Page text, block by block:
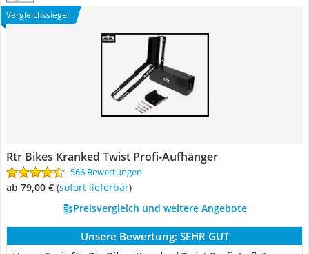
Vergleichssieger
Rtr Bikes Kranked Twist Profi-Aufhänger
566 Bewertungen
ab 79,00 € ( Sofort lieferbar)
Preisvergleich und weitere Angebote
Unsere Bewertung: SEHR GUT